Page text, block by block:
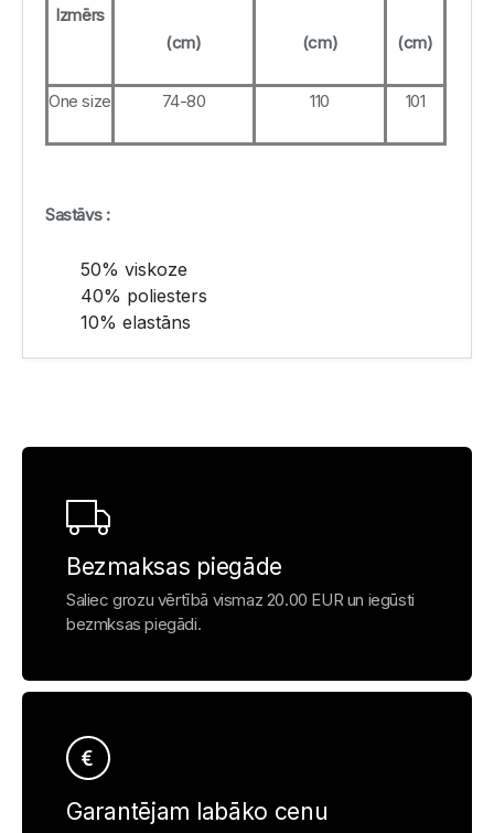
Izmērs
(cm) (cm) (cm)
One size 74-80 110 101
Sastāvs :
50% viskoze
40% poliesters
10% elastāns
Bezmaksas piegāde
Saliec grozu vērtībā vismaz 20.00 EUR un iegūsti
bezmksas piegādi.
Garantējam labāko cenu